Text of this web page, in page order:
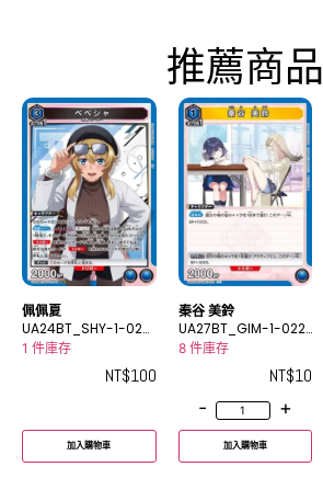
推薦商品
佩佩夏
UA24BT_SHY-1-029
SR
1 件庫存
NT$100
加入購物車
秦谷 美鈴
UA27BT_GIM-1-022
U
8 件庫存
NT$10
-
+
加入購物車